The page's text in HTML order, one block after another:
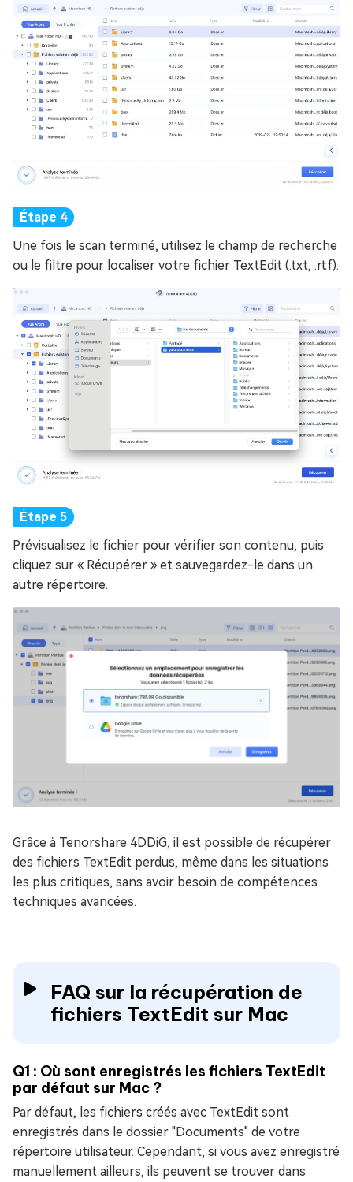
Une fois le scan terminé, utilisez le champ de recherche
ou le filtre pour localiser votre fichier TextEdit (.txt, .rtf).
Prévisualisez le fichier pour vérifier son contenu, puis
cliquez sur « Récupérer » et sauvegardez-le dans un
autre répertoire.
Grâce à Tenorshare 4DDiG, il est possible de récupérer
des fichiers TextEdit perdus, même dans les situations
les plus critiques, sans avoir besoin de compétences
techniques avancées.
FAQ sur la récupération de
fichiers TextEdit sur Mac
Q1 : Où sont enregistrés les fichiers TextEdit
par défaut sur Mac ?
Par défaut, les fichiers créés avec TextEdit sont
enregistrés dans le dossier "Documents" de votre
répertoire utilisateur. Cependant, si vous avez enregistré
manuellement ailleurs, ils peuvent se trouver dans